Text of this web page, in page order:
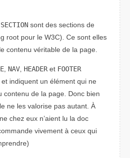
SECTIONsont des sections de
rootpour le W3C). Ce sont elles
contenu véritable de la page.
, NAV, HEADERet FOOTER
indiquent un élément qui ne
contenu de la page. Donc bien
ne les valorise pas autant. À
chez eux n’aient lu la doc
vivement à ceux qui